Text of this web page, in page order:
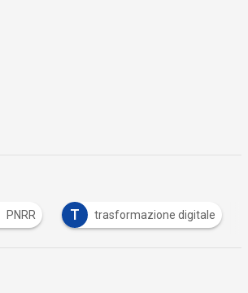
PNRR T trasformazione digitale